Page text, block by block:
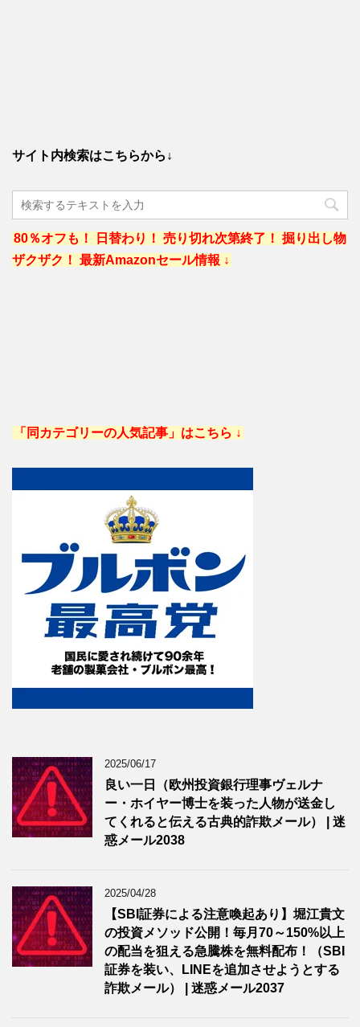
サイト内検索はこちらから↓
80％オフも！ 日替わり！ 売り切れ次第終了！ 掘り出し物
ザクザク！ 最新Amazonセール情報 ↓
「同カテゴリーの人気記事」はこちら ↓
2025/06/17
良い一日（欧州投資銀行理事ヴェルナ
ー・ホイヤー博士を装った人物が送金し
てくれると伝える古典的詐欺メール） | 迷
惑メール2038
2025/04/28
【SBI証券による注意喚起あり】堀江貴文
の投資メソッド公開！毎月70～150%以上
の配当を狙える急騰株を無料配布！（SBI
証券を装い、LINEを追加させようとする
詐欺メール） | 迷惑メール2037